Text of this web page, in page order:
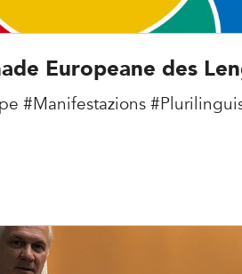
Europeane des
#Manifestazions